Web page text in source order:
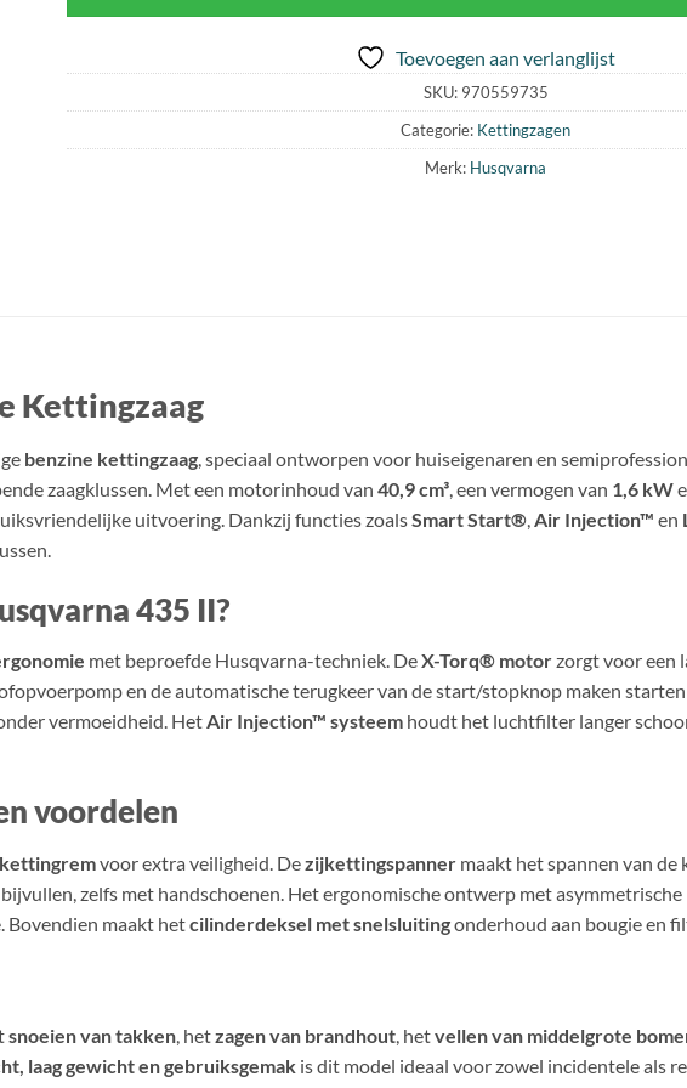
Toevoegen aan verlanglijst
SKU: 970559735
Categorie: Kettingzagen
Merk: Husqvarna
Kettingzaag
benzine kettingzaag, speciaal ontworpen voor huiseigenaren en
zaagklussen. Met een motorinhoud van 40,9 cm³, een vermogen van 1,6 kW
uitvoering. Dankzij functies zoalsSmart Start®,Air Injection™ en
435 II?
met beproefde Husqvarna-techniek. DeX-Torq® motorzorgt voor een
en de automatische terugkeer van de start/stopknop maken
vermoeidheid. HetAir Injection™ systeem houdt het luchtfilter langer
voordelen
voor extra veiligheid. Dezijkettingspanner maakt het spannen van de
zelfs met handschoenen. Het ergonomische ontwerp met
Bovendien maakt hetcilinderdeksel met snelsluitingonderhoud aan bougie en
snoeien van takken , hetzagen van brandhout , hetvellen van middelgrote
laag gewicht en gebruiksgemak is dit model ideaal voor zowel incidentele als